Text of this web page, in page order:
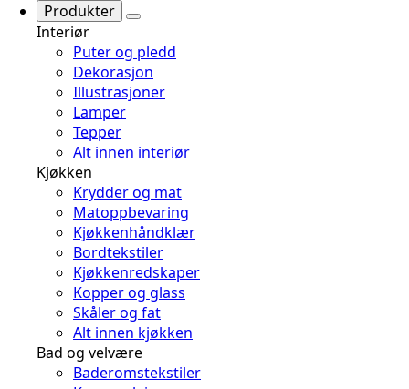
Produkter
Interiør
Puter og pledd
Dekorasjon
Illustrasjoner
Lamper
Tepper
Alt innen interiør
Kjøkken
Krydder og mat
Matoppbevaring
Kjøkkenhåndklær
Bordtekstiler
Kjøkkenredskaper
Kopper og glass
Skåler og fat
Alt innen kjøkken
Bad og velvære
Baderomstekstiler